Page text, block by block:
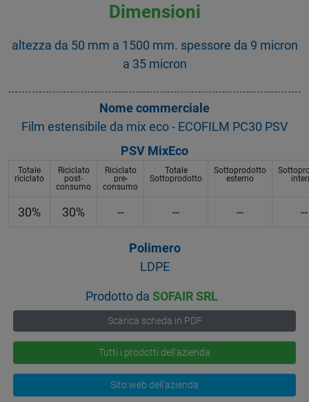
Dimensioni
altezza da 50 mm a 1500 mm. spessore da 9 micron
a 35 micron
Nome commerciale
Film estensibile da mix eco - ECOFILM PC30 PSV
PSV MixEco
Totale
riciclato
Riciclato
post-
consumo
Riciclato
pre-
consumo
Totale
Sottoprodotto
Sottoprodotto
esterno
30% 30% -- -- -- --
Polimero
LDPE
Prodotto daSOFAIR SRL
Scarica scheda in PDF
Tutti i prodotti dell'azienda
Sito web dell'azienda